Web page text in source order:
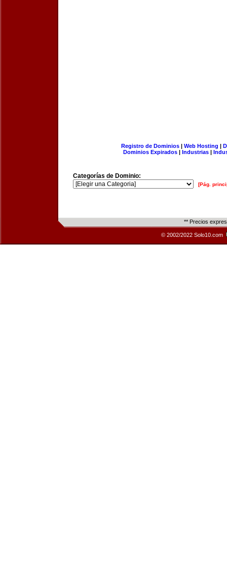
Registro de Dominios| Web Hosting |
Dominios Expirados | Industrias |
Categorías de Dominio:
[Pág.
** Precios
© 2002/2022 Solo10.com